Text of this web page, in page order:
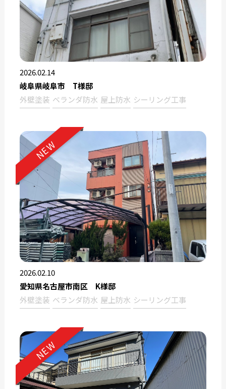
2026.02.14
岐阜県岐阜市 T様邸
外壁塗装 ベランダ防水 屋上防水 シーリング工事
2026.02.10
愛知県名古屋市南区 K様邸
外壁塗装 ベランダ防水 屋上防水 シーリング工事
NEW
NEW